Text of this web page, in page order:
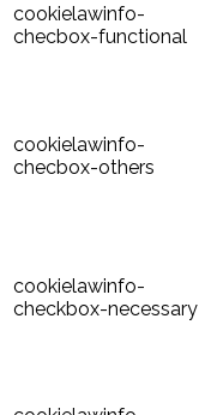
cookielawinfo-
checbox-functional
cookielawinfo-
checbox-others
cookielawinfo-
checkbox-necessary